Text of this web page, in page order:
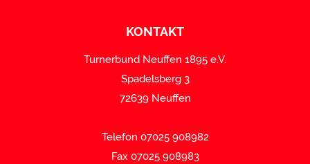
KONTAKT
Turnerbund Neuffen 1895 e.V.
Spadelsberg 3
72639 Neuffen
Telefon 07025 908982
Fax 07025 908983